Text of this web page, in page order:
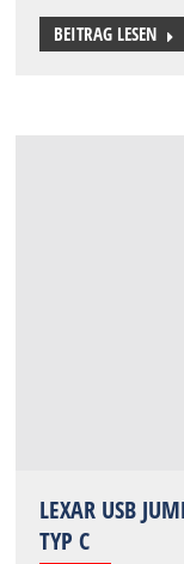
BEITRAG LESEN
LEXAR USB
TYP C